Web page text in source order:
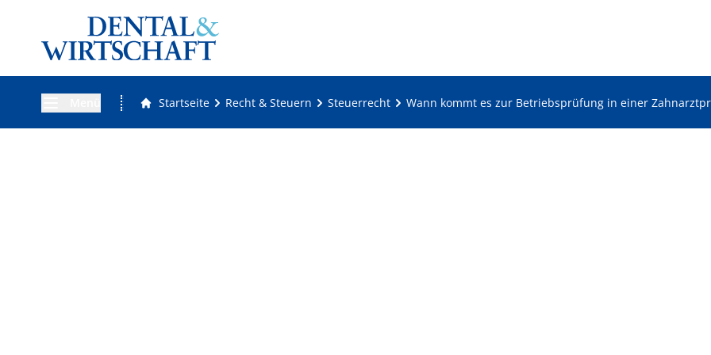
Startseite Recht & Steuern Steuerrecht Wann kommt es zur Betriebsprüfung in einer